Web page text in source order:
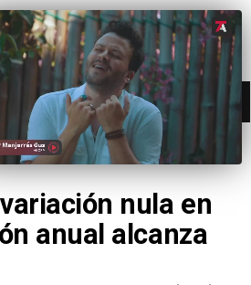
DEPORTES CULTURA
nula en
anual alcanza